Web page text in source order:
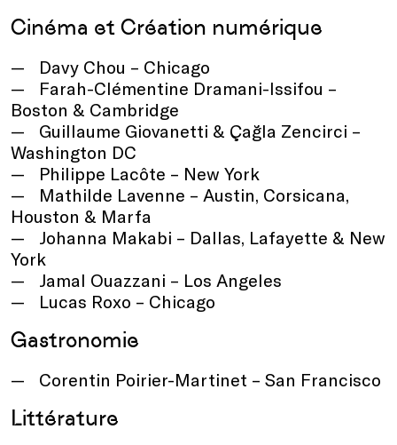
Cinéma et Création numérique
Davy Chou – Chicago
Farah-Clémentine Dramani-Issifou –
Boston & Cambridge
Guillaume Giovanetti & Çağla Zencirci –
Washington DC
Philippe Lacôte – New York
Mathilde Lavenne – Austin, Corsicana,
Houston & Marfa
Johanna Makabi – Dallas, Lafayette & New
York
Jamal Ouazzani – Los Angeles
Lucas Roxo – Chicago
Gastronomie
Corentin Poirier-Martinet – San Francisco
Littérature